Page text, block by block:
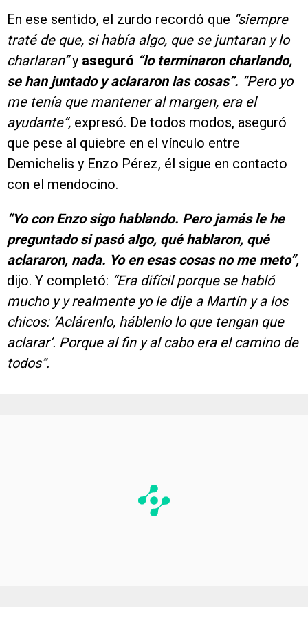
En ese sentido, el zurdo recordó que “siempre
traté de que, si había algo, que se juntaran y lo
charlaran”y aseguró “lo terminaron charlando,
se han juntado y aclararon las cosas”. “Pero yo
me tenía que mantener al margen, era el
ayudante”, expresó. De todos modos, aseguró
que pese al quiebre en el vínculo entre
Demichelis y Enzo Pérez, él sigue en contacto
con el mendocino.
“Yo con Enzo sigo hablando. Pero jamás le he
preguntado si pasó algo, qué hablaron, qué
aclararon, nada. Yo en esas cosas no me meto”,
dijo. Y completó: “Era difícil porque se habló
mucho y y realmente yo le dije a Martín y a los
chicos: ‘Aclárenlo, háblenlo lo que tengan que
aclarar’. Porque al fin y al cabo era el camino de
todos”.